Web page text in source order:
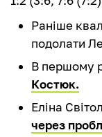
Раніше
подолати
В першому
Костюк.
Еліна
через